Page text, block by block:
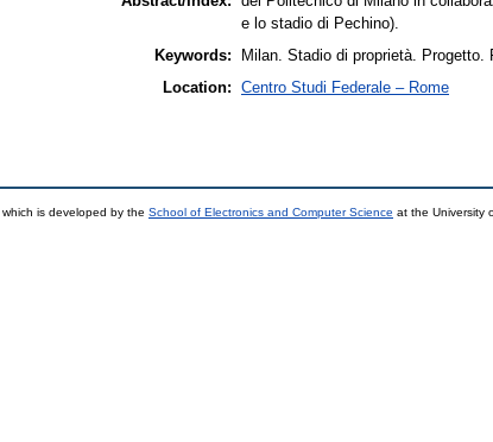
e lo stadio di Pechino).
Keywords:
Milan. Stadio di proprietà. Progetto.
Location: Centro Studi Federale – Rome
which is developed by the School of Electronics and Computer Science at the University